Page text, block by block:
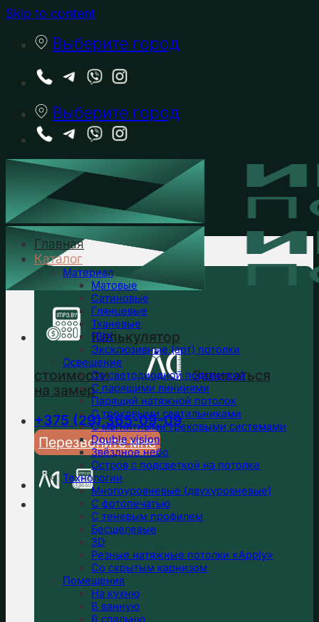
Skip to content
Выберите город
Выберите город
Калькулятор
стоимости
Записаться
на замер
+375 (29) 365-09-09
Перезвоните мне
Главная
Каталог
Материал
Матовые
Сатиновые
Глянцевые
Тканевые
ПВХ
Эксклюзивные (арт) потолки
Освещение
Со светодиодной подсветкой
С парящими линииями
Парящий натяжной потолок
С трековыми светильниками
С магнитными трековыми системами
Double vision
Звёздное небо
Остров с подсветкой на потолке
Технологии
Многоуровневые (двухуровневые)
С фотопечатью
С теневым профилем
Бесщелевые
3D
Резные натяжные потолки «Apply»
Со скрытым карнизом
Помещения
На кухню
В ванную
В спальню